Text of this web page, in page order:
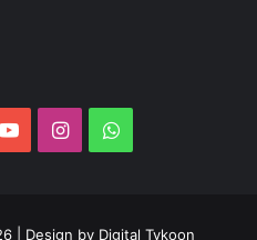
YouTubeInstagramWhatsApp
| Design by Digital Tykoon